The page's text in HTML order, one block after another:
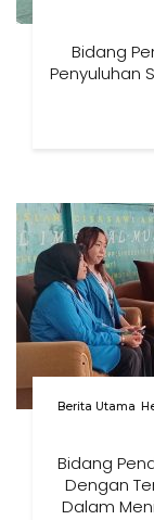
Bidang
Penyuluhan
Berita Utama
Bidang
Dengan
Dalam